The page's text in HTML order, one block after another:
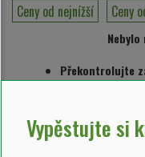
Ceny od nejnížší
Ceny
Překontrolujte
Hledejte jiná
Projděte si
Vypěstujte si